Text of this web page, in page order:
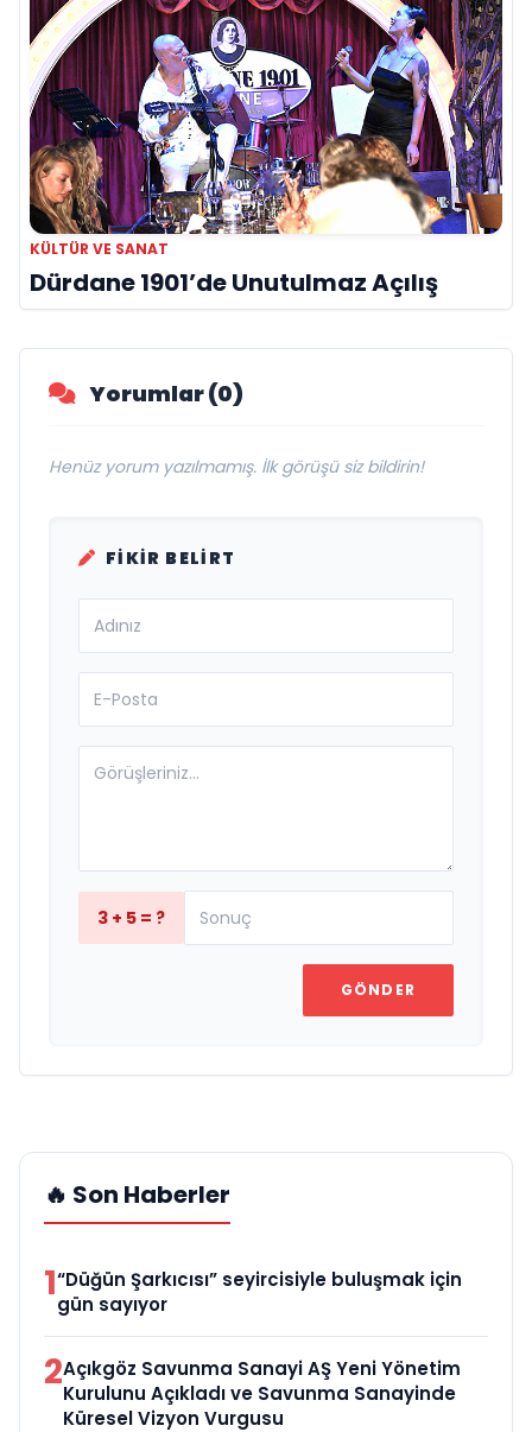
KÜLTÜR VE SANAT
Dürdane 1901’de Unutulmaz Açılış
Yorumlar (0)
Henüz yorum yazılmamış. İlk görüşü siz bildirin!
FIKIR BELIRT
3 + 5 = ?
GÖNDER
🔥 Son Haberler
1“Düğün Şarkıcısı” seyircisiyle buluşmak için
gün sayıyor
2Açıkgöz Savunma Sanayi AŞ Yeni Yönetim
Kurulunu Açıkladı ve Savunma Sanayinde
Küresel Vizyon Vurgusu